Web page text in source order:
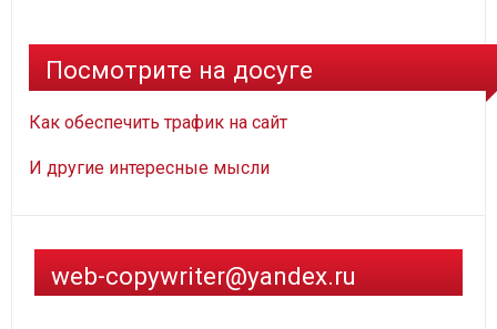
Посмотрите на досуге
Как обеспечить трафик на сайт
И другие интересные мысли
web-copywriter@yandex.ru